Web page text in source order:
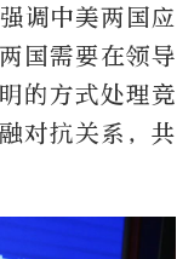
调中美两国应
国需要在领导
的方式处理竞
对抗关系，共